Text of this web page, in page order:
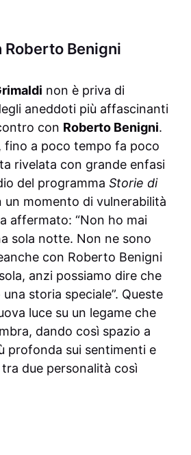
Roberto Benigni
non è priva di
aneddoti più affascinanti
con Roberto Benigni.
fino a poco tempo fa poco
rivelata con grande enfasi
del programma Storie di
un momento di vulnerabilità
affermato: “Non ho mai
sola notte. Non ne sono
con Roberto Benigni
anzi possiamo dire che
storia speciale”. Queste
luce su un legame che
dando così spazio a
profonda sui sentimenti e
due personalità così